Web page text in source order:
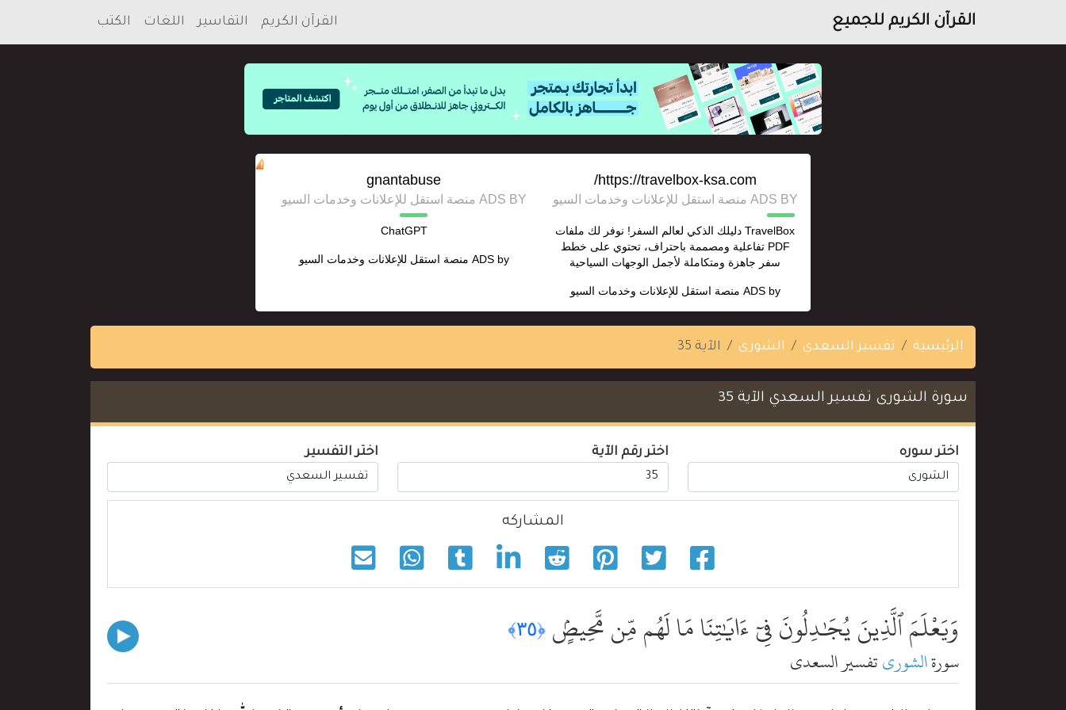
القرآن الكريم للجميع القرآن الكريم التفاسير اللغات الكتب
https://travelbox-ksa.com/
ADS BY منصة استقل للإعلانات وخدمات السيو
TravelBox دليلك الذكي لعالم السفر! نوفر لك ملفات
PDF تفاعلية ومصممة باحتراف، تحتوي على خطط
سفر جاهزة ومتكاملة لأجمل الوجهات السياحية
ADS by منصة استقل للإعلانات وخدمات السيو
gnantabuse
ADS BY منصة استقل للإعلانات وخدمات السيو
ChatGPT
ADS by منصة استقل للإعلانات وخدمات السيو
الرئيسية تفسير السعدي الشورى الآية 35
سورة الشورى تفسير السعدي الآية 35
اختر سوره اختر رقم الآية اختر التفسير
المشاركه
وَيَعْلَمَ ٱلَّذِينَ يُجَٰدِلُونَ فِىٓ ءَايَٰتِنَا مَا لَهُم مِّن مَّحِيصٍۢ ﴿٣٥﴾
سورةالشورىتفسير السعدي